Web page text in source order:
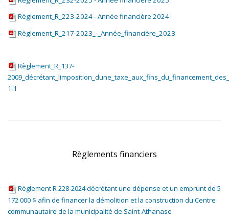
Règlement_R_223-2024 - Année financière 2024
Règlement_R_217-2023_-_Année_financière_2023
Règlement_R_137-
1-1
Règlements financiers
Règlement R 228-2024 décrétant une dépense et un emprunt de 5
172 000 $ afin de financer la démolition et la construction du Centre
communautaire de la municipalité de Saint-Athanase